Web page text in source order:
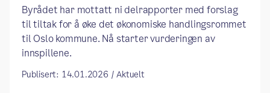
Byrådet har mottatt ni delrapporter med forslag
til tiltak for å øke det økonomiske handlingsrommet
til Oslo kommune. Nå starter vurderingen av
innspillene.
Publisert: 14.01.2026 / Aktuelt